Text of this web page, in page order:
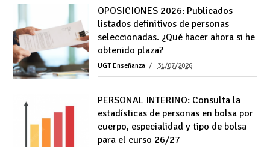
OPOSICIONES 2026: Publicados
listados definitivos de personas
seleccionadas. ¿Qué hacer ahora si he
obtenido plaza?
UGT Enseñanza 31/07/2026
PERSONAL INTERINO: Consulta la
estadísticas de personas en bolsa por
cuerpo, especialidad y tipo de bolsa
para el curso 26/27